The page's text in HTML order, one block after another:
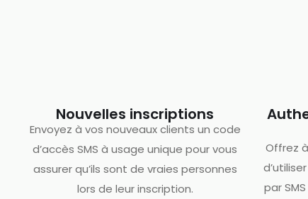
Nouvelles inscriptions
Envoyez à vos nouveaux clients un code
d’accès SMS à usage unique pour vous
assurer qu’ils sont de vraies personnes
lors de leur inscription.
Offrez
par